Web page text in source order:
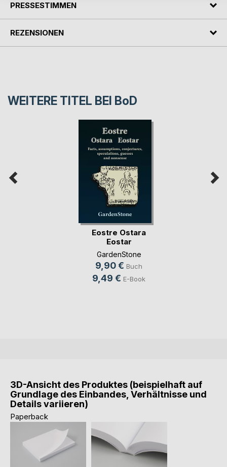
PRESSESTIMMEN
REZENSIONEN
WEITERE TITEL BEI BoD
Eostre Ostara
Eostar
GardenStone
9,90 € Buch
9,49 € E-Book
3D-Ansicht des Produktes (beispielhaft auf
Grundlage des Einbandes, Verhältnisse und
Details variieren)
Paperback